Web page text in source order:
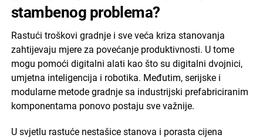
stambenog problema?
Rastući troškovi gradnje i sve veća kriza stanovanja
zahtijevaju mjere za povećanje produktivnosti. U tome
mogu pomoći digitalni alati kao što su digitalni dvojnici,
umjetna inteligencija i robotika. Međutim, serijske i
modularne metode gradnje sa industrijski prefabriciranim
komponentama ponovo postaju sve važnije.
U svjetlu rastuće nestašice stanova i porasta cijena